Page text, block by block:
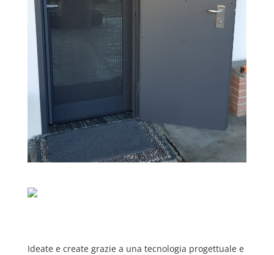
Ideate e create grazie a una tecnologia progettuale e